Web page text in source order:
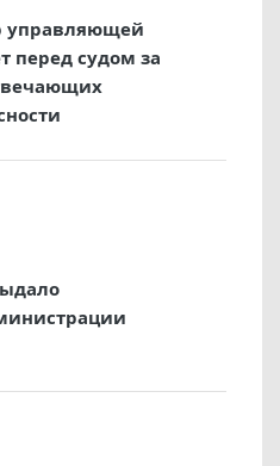
управляющей
перед судом за